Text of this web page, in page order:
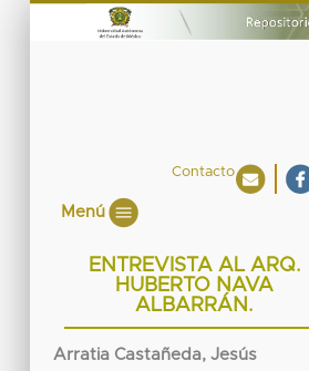
Contacto
Menú
ENTREVISTA AL ARQ.
HUBERTO NAVA
ALBARRÁN.
Arratia Castañeda, Jesús